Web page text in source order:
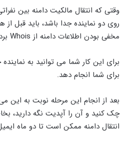
وقتی که انتقال مالکیت دامنه بین
روی دو نماینده جدا باشد، باید قبل از
مخفی بودن اطلاعات دامنه از Whois برداشته شود.
برای این کار شما می توانید به
برای شما انجام دهد.
بعد از انجام این مرحله نوبت به
چک کنید و آن را آپدیت نگه دارید،
انتقال دامنه ممکن است تا دو ماه